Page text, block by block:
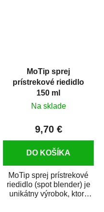
MoTip sprej
prístrekové riedidlo
150 ml
Na sklade
9,70 €
DO KOŠÍKA
MoTip sprej prístrekové
riedidlo (spot blender) je
unikátny výrobok, ktorý